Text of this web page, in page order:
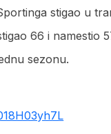
stigao u
66 i namestio
sezonu.